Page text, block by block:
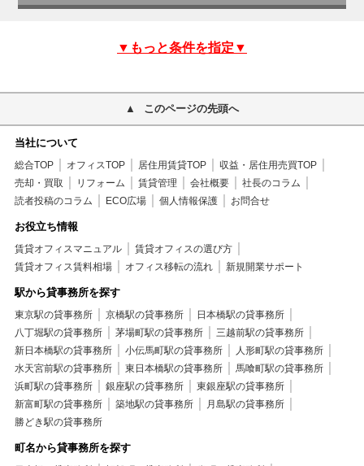
▼もっと条件を指定▼
このページの先頭へ
当社について
総合TOP オフィスTOP 居住用賃貸TOP
収益・居住用売買TOP
売却・買取
リフォーム 賃貸管理 会社概要
社長のコラム
読者投稿のコラム
ECO広場 個人情報保護 お問合せ
お役立ち情報
賃貸オフィスマニュアル
賃貸オフィスの選び方
賃貸オフィス賃料相場
オフィス移転の流れ 新規開業サポート
駅から貸事務所を探す
東京駅の貸事務所 京橋駅の貸事務所
日本橋駅の貸事務所
八丁堀駅の貸事務所
茅場町駅の貸事務所
三越前駅の貸事務所
新日本橋駅の貸事務所
小伝馬町駅の貸事務所
人形町駅の貸事務所
水天宮前駅の貸事務所
東日本橋駅の貸事務所
馬喰町駅の貸事務所
浜町駅の貸事務所
銀座駅の貸事務所
東銀座駅の貸事務所
新富町駅の貸事務所
築地駅の貸事務所
月島駅の貸事務所
勝どき駅の貸事務所
町名から貸事務所を探す